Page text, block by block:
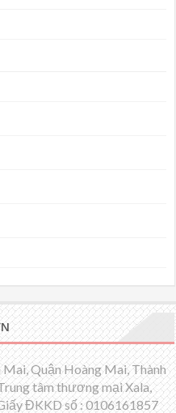
Quận Hoàng Mai, Thành
tâm thương mại Xala,
ĐKKD số : 0106161857